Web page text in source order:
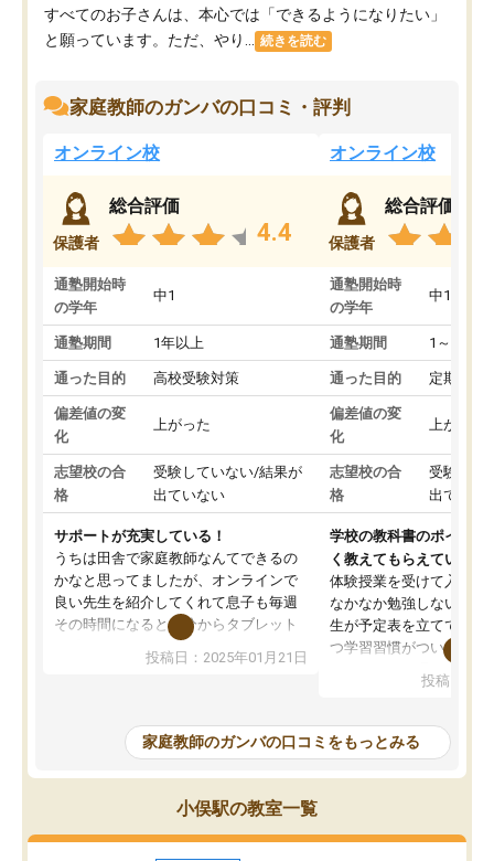
すべてのお子さんは、本心では「できるようになりたい」
と願っています。ただ、やり...
続きを読む
家庭教師のガンバの口コミ・評判
オンライン校
保護者
総合評価
4.4
通塾開始時
の学年
中1
通塾期間 1年以上
通った目的 高校受験対策
偏差値の変
化
上がった
志望校の合
格
受験していない/結果が
出ていない
サポートが充実している！
うちは田舎で家庭教師なんてできるの
かなと思ってましたが、オンラインで
良い先生を紹介してくれて息子も毎週
その時間になると自分からタブレット
を開いてzoomを繋げるようになりまし
た！5科目なんでもOKなのもとても気
めて1年ほどだった今では平均点以上の
科目が増えてきました！あと1年受験ま
であるので無料の週末教室を使用しな
がら頑張って欲しいと思います！
投稿日：2025年01月21日
オンライン校
保護者
総合評価
通塾開始時
の学年
中1
通塾期間 1～3ヵ月
通った目的 定期テス
偏差値の変
化
上がった
志望校の合
格
受験して
出ていな
学校の教科書のポイント
く教えてもらえている
体験授業を受けて入塾し
なかなか勉強しない息子
生が予定表を立ててくれ
つ学習習慣がついてきま
指導が無い日も予定表
問できるのでとても助か
投稿日：
家庭教師のガンバの口コミをもっとみる
小俣駅の教室一覧